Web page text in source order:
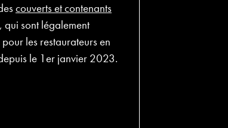
couverts et contenants
qui sont légalement
les restaurateurs en
le 1er janvier 2023.